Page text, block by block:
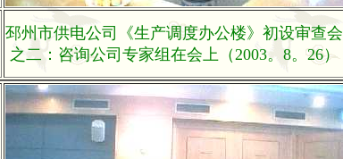
邳州市供电公司《生产调度办公楼》初设审查会
之二：咨询公司专家组在会上（2003。8。26）